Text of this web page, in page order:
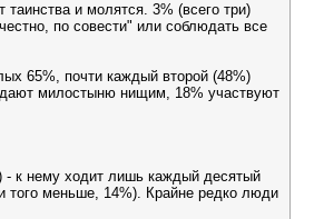
и молятся. 3% (всего три)
по совести" или соблюдать все
65%, почти каждый второй (48%)
милостыню нищим, 18% участвуют
- к нему ходит лишь каждый десятый
того меньше, 14%). Крайне редко люди